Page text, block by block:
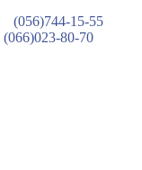
(056)744-15-55
(066)023-80-70